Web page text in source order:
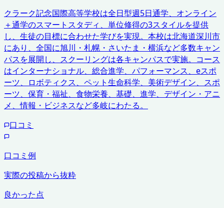
クラーク記念国際高等学校は全日型週5日通学、オンライン
＋通学のスマートスタディ、単位修得の3スタイルを提供
し、生徒の目標に合わせた学びを実現。本校は北海道深川市
にあり、全国に旭川・札幌・さいたま・横浜など多数キャン
パスを展開し、スクーリングは各キャンパスで実施。コース
はインターナショナル、総合進学、パフォーマンス、eスポ
ーツ、ロボティクス、ペット生命科学、美術デザイン、スポ
ーツ、保育・福祉、食物栄養、基礎、進学、デザイン・アニ
メ、情報・ビジネスなど多岐にわたる。
口コミ
口コミ例
実際の投稿から抜粋
良かった点